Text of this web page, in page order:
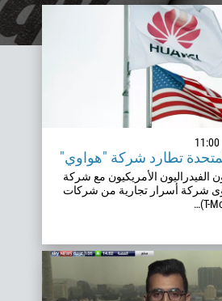
11:00
تطارد شركة "هواوي"
الفيدراليون الأمريكيون مع شركة
شركة أسرار تجارية من شركات